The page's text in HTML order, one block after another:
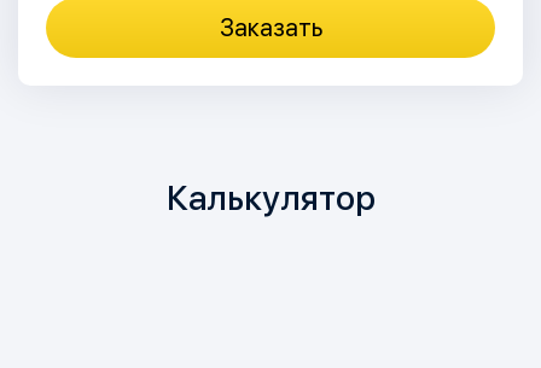
Заказать
Калькулятор